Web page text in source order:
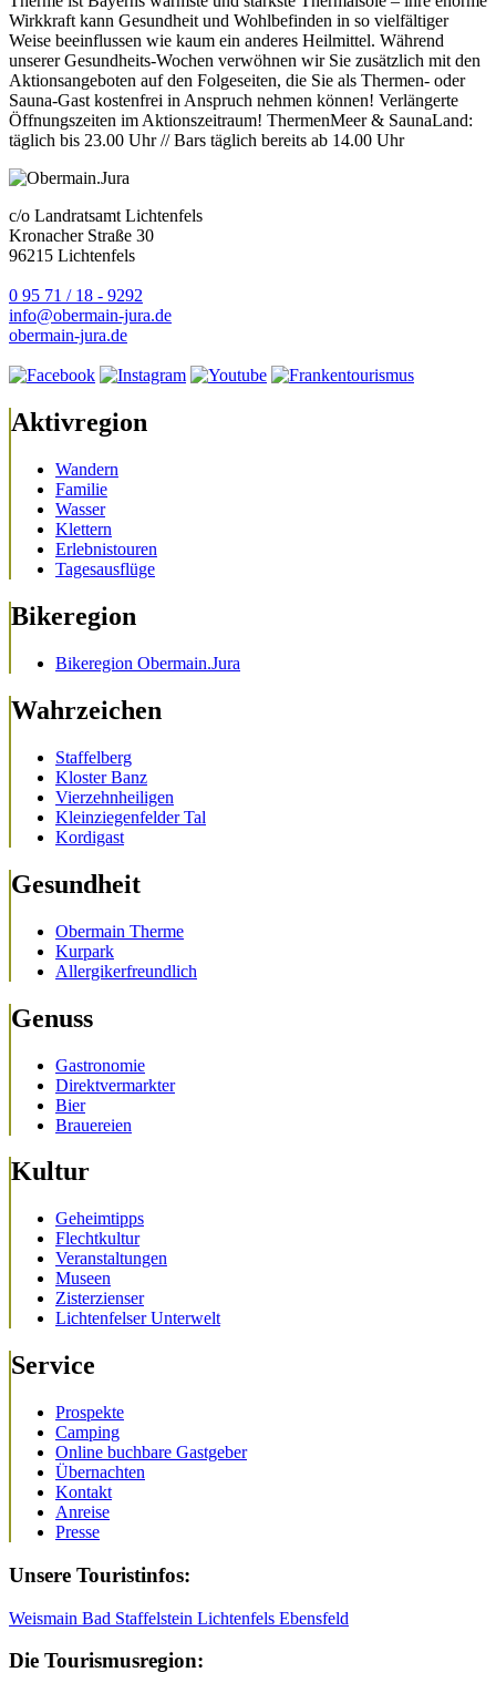
Wirkkraft kann Gesundheit und Wohlbefinden in so vielfältiger
Weise beeinflussen wie kaum ein anderes Heilmittel. Während
unserer Gesundheits-Wochen verwöhnen wir Sie zusätzlich mit den
Aktionsangeboten auf den Folgeseiten, die Sie als Thermen- oder
Sauna-Gast kostenfrei in Anspruch nehmen können! Verlängerte
Öffnungszeiten im Aktionszeitraum! ThermenMeer & SaunaLand:
täglich bis 23.00 Uhr // Bars täglich bereits ab 14.00 Uhr
c/o Landratsamt Lichtenfels
Kronacher Straße 30
96215 Lichtenfels
0 95 71 / 18 - 9292
info@obermain-jura.de
obermain-jura.de
Aktivregion
Wandern
Familie
Wasser
Klettern
Erlebnistouren
Tagesausflüge
Bikeregion
Bikeregion Obermain.Jura
Wahrzeichen
Staffelberg
Kloster Banz
Vierzehnheiligen
Kleinziegenfelder Tal
Kordigast
Gesundheit
Obermain Therme
Kurpark
Allergikerfreundlich
Genuss
Gastronomie
Direktvermarkter
Bier
Brauereien
Kultur
Geheimtipps
Flechtkultur
Veranstaltungen
Museen
Zisterzienser
Lichtenfelser Unterwelt
Service
Prospekte
Camping
Online buchbare Gastgeber
Übernachten
Kontakt
Anreise
Presse
Unsere Touristinfos:
Weismain Bad Staffelstein Lichtenfels Ebensfeld
Die Tourismusregion: